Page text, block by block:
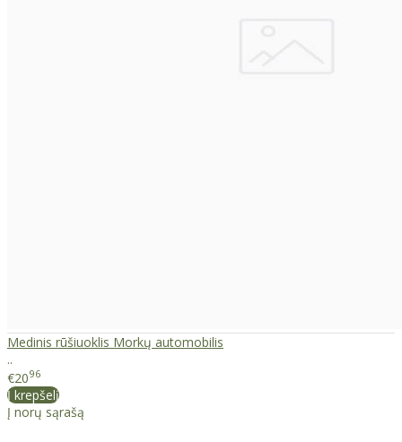
Medinis rūšiuoklis Morkų automobilis
..
€2096
Į krepšelį
Į norų sąrašą